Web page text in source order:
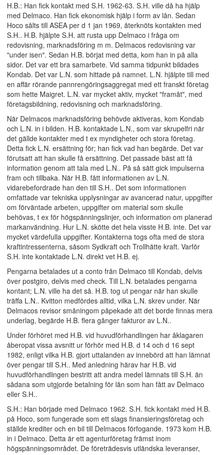
H.B.: Han fick kontakt med S.H. 1962-63. S.H. ville då ha hjälp
med Delmaco. Han fick ekonomisk hjälp i form av lån. Sedan
Hoco sålts till ASEA per d 1 jan 1969, återknöts kontakten med
S.H.. H.B. hjälpte S.H. att rusta upp Delmaco i fråga om
redovisning, marknadsföring m m. Delmacos redovisning var
"under isen". Sedan H.B. börjat med detta, kom han in på alla
sidor. Det var ett bra samarbete. Vid samma tidpunkt bildades
Kondab. Det var L.N. som hittade på namnet. L.N. hjälpte till med
en affär rörande pannrengöringsaggregat med ett franskt företag
som hette Maigret. L.N. var mycket aktiv, mycket "framåt", med
företagsbildning, redovisning och marknadsföring.
När Delmacos marknadsföring behövde aktiveras, kom Kondab
och L.N. in i bilden. H.B. kontaktade L.N., som var skrupelfri när
det gällde kontakter med t ex myndigheter och stora företag.
Detta fick L.N. ersättning för; han fick vad han begärde. Det var
förutsatt att han skulle få ersättning. Det passade bäst att få
information genom att tala med L.N.. På så sätt gick impulserna
fram och tillbaka. När H.B. fått informationen av L.N.
vidarebefordrade han den till S.H.. Det som informationen
omfattade var tekniska upplysningar av avancerad natur, uppgifter
om förväntade arbeten, uppgifter om material som skulle
behövas, t ex för högspänningslinjer, och information om planerad
markanvändning. Hur L.N. skötte det hela visste H.B. inte. Det var
mycket värdefulla uppgifter. Kontakterna togs ofta med de stora
kraftintressenterna, såsom Sydkraft och Trollhätte kraft. Varför
S.H. inte kontaktade L.N. direkt vet H.B. ej.
Pengarna betalades ut a conto från Delmaco till Kondab, delvis
över postgiro, delvis med check. Till L.N. betalades pengarna
kontant; L.N. ville ha det så. H.B. tog ut pengar när han skulle
träffa L.N.. Kvitton medfördes alltid, vilka L.N. skrev under. När
Delmacos revisor småningom påpekade att det borde finnas mera
underlag, begärde H.B. flera gånger fakturor av L.N..
Under förhöret med H.B. vid huvudförhandlingen har åklagaren
åberopat vissa avsnitt ur förhör med H.B. d 14 och d 16 sept
1982, enligt vilka H.B. gjort uttalanden av innebörd att han lämnat
över pengar till S.H.. Med anledning härav har H.B. vid
huvudförhandlingen bestritt att andra medel lämnats till S.H. än
sådana som utgjorde betalning för lån som han fått av Delmaco
eller S.H..
S.H.: Han började med Delmaco 1962. S.H. fick kontakt med H.B.
på Hoco, som fungerade som ett slags finansieringsföretag och
ställde krediter och en bil till Delmacos förfogande. 1973 kom H.B.
in i Delmaco. Detta är ett agenturföretag främst inom
högspänningsområdet. De företrädesvis utländska leveranser,